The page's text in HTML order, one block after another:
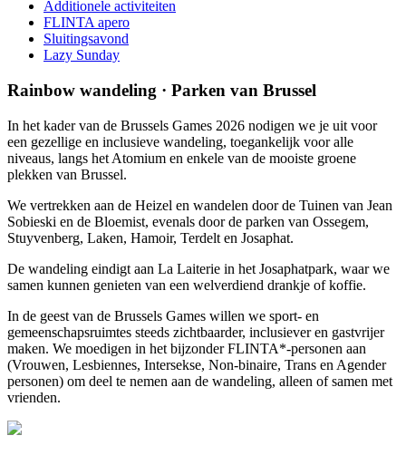
Additionele activiteiten
FLINTA apero
Sluitingsavond
Lazy Sunday
Rainbow wandeling · Parken van Brussel
In het kader van de Brussels Games 2026 nodigen we je uit voor
een gezellige en inclusieve wandeling, toegankelijk voor alle
niveaus, langs het Atomium en enkele van de mooiste groene
plekken van Brussel.
We vertrekken aan de Heizel en wandelen door de Tuinen van Jean
Sobieski en de Bloemist, evenals door de parken van Ossegem,
Stuyvenberg, Laken, Hamoir, Terdelt en Josaphat.
De wandeling eindigt aan La Laiterie in het Josaphatpark, waar we
samen kunnen genieten van een welverdiend drankje of koffie.
In de geest van de Brussels Games willen we sport- en
gemeenschapsruimtes steeds zichtbaarder, inclusiever en gastvrijer
maken. We moedigen in het bijzonder FLINTA*-personen aan
(Vrouwen, Lesbiennes, Intersekse, Non-binaire, Trans en Agender
personen) om deel te nemen aan de wandeling, alleen of samen met
vrienden.